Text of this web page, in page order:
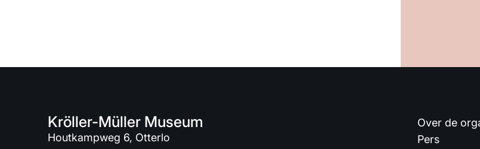
Kröller-Müller Museum
Houtkampweg 6, Otterlo
Over de
Pers